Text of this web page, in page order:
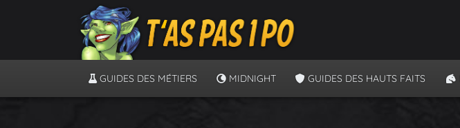
GUIDES DES MÉTIERS MIDNIGHT GUIDES DES HAUTS FAITS